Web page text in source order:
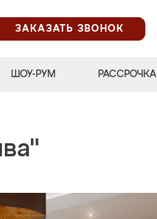
ЗАКАЗАТЬ ЗВОНОК
ШОУ-РУМ РАССРОЧКА